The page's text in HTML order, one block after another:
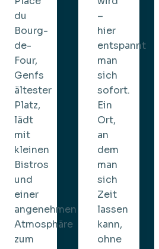
du
Bourg-
de-
Four,
Genfs
ältester
Platz,
lädt
mit
kleinen
Bistros
und
einer
angenehmen
Atmosphäre
zum
–
hier
entspannt
man
sich
sofort.
Ein
Ort,
an
dem
man
sich
Zeit
lassen
kann,
ohne